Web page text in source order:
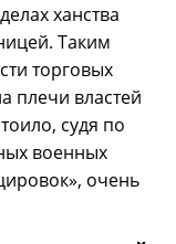
ханства
Таким
торговых
плечи властей
судя по
военных
очень